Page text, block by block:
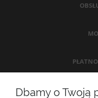
Dbamy o Twoją